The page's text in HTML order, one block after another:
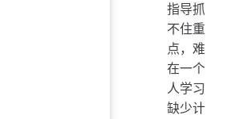
指导抓
不住重
点，难
在一个
人学习
缺少计